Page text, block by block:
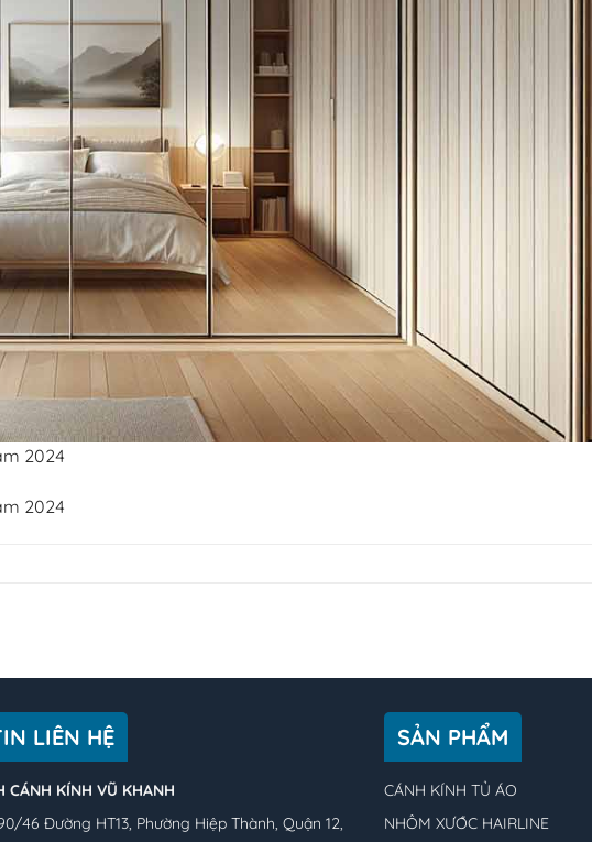
2024
2024
LIÊN HỆ
CÁNH KÍNH VŨ KHANH
46 Đường HT13, Phường Hiệp Thành, Quận 12,
SẢN PHẨM
CÁNH KÍNH TỦ ÁO
NHÔM XƯỚC HAIRLINE